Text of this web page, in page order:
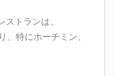
トランは、
、特にホーチミン、